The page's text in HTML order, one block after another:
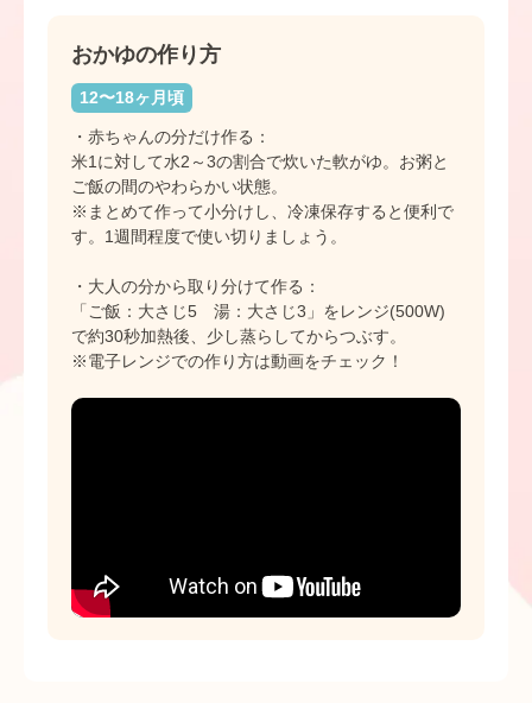
おかゆの作り方
12〜18ヶ月頃
・赤ちゃんの分だけ作る：
米1に対して水2～3の割合で炊いた軟がゆ。お粥と
ご飯の間のやわらかい状態。
※まとめて作って小分けし、冷凍保存すると便利で
す。1週間程度で使い切りましょう。
・大人の分から取り分けて作る：
「ご飯：大さじ5 湯：大さじ3」をレンジ(500W)
で約30秒加熱後、少し蒸らしてからつぶす。
※電子レンジでの作り方は動画をチェック！